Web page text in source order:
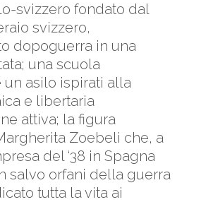
svizzero fondato dal
svizzero,
dopoguerra in una
una scuola
un asilo ispirati alla
e libertaria
attiva; la figura
Zoebeli che, a
del ‘38 in Spagna
salvo orfani della guerra
tutta la vita ai